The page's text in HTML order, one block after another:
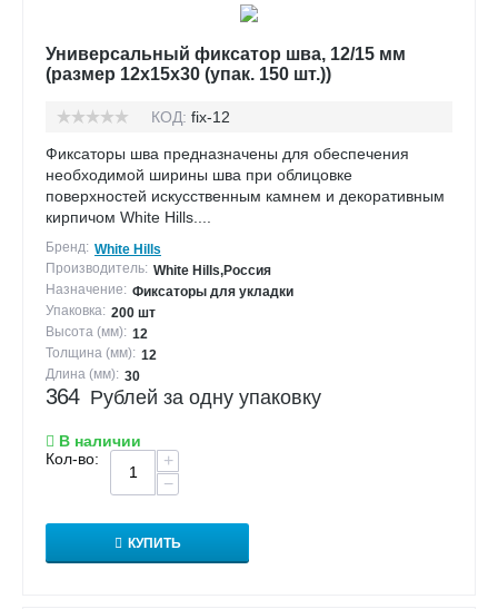
Универсальный фиксатор шва, 12/15 мм
(размер 12х15х30 (упак. 150 шт.))
КОД: fix-12
Фиксаторы шва предназначены для обеспечения
необходимой ширины шва при облицовке
поверхностей искусственным камнем и декоративным
кирпичом White Hills....
Бренд: White Hills
Производитель: White Hills,Россия
Назначение: Фиксаторы для укладки
Упаковка: 200 шт
Высота (мм): 12
Толщина (мм): 12
Длина (мм): 30
364 Рублей за одну упаковку
В наличии
Кол-во:
+
−
КУПИТЬ